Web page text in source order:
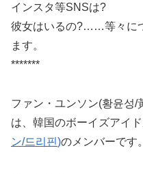
インスタ等SNSは?
彼女はいるの?……等々に
ます。
*******
ファン・ユンソン(황윤성/
は、韓国のボーイズアイ
ン/드리핀)のメンバーです。